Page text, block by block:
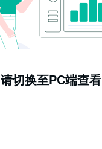
请切换至PC端查看